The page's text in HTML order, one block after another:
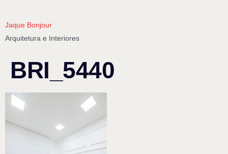
Jaque Bonjour
Arquitetura e Interiores
BRI_5440